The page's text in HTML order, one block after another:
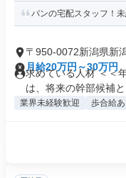
パンの宅配スタッフ！
〒950-0072新潟県新
月給20万円～30万円
求めている人材 ＜＜
は、将来の幹部候補と
業界未経験歓迎 歩合給あ